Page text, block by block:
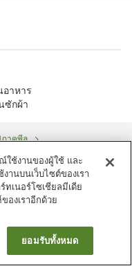
อาหาร
ซักผ้า
าคพีล
ใช้งานของผู้ใช้ และ
านบนเว็บไซต์ของเรา
ทเนอร์โซเชียลมีเดีย
องเราอีกด้วย
ยอมรับทั้งหมด